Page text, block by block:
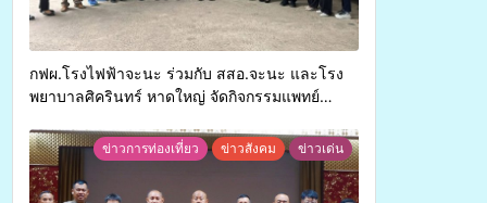
กฟผ.โรงไฟฟ้าจะนะ ร่วมกับ สสอ.จะนะ และโรง
พยาบาลศิครินทร์ หาดใหญ่ จัดกิจกรรมแพทย์
ข่าวการท่องเที่ยว ข่าวสังคม ข่าวเด่น